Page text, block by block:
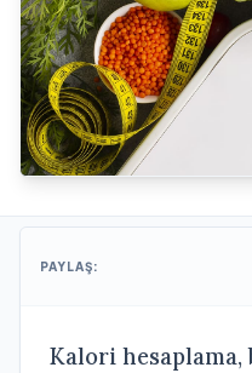
PAYLAŞ:
Kalori hesaplama,